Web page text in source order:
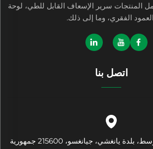
عامًا. تشمل المنتجات سرير الإسعاف القابل للطي، لوحة
العمود الفقري، وما إلى ذلك.
اتصل بنا
7 شارع تشينغزا الأوسط، بلدة يانغشي، جيانغسو، 215600 جمهورية